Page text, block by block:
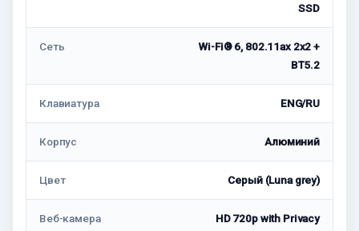
SSD
Сеть
Wi-Fi® 6, 802.11ax 2x2 +
BT5.2
Клавиатура ENG/RU
Корпус Алюминий
Цвет Серый (Luna grey)
Веб-камера
HD 720p with Privacy